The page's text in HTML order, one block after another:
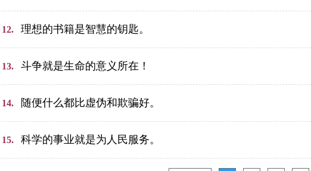
12. 理想的书籍是智慧的钥匙。
13. 斗争就是生命的意义所在！
14. 随便什么都比虚伪和欺骗好。
15. 科学的事业就是为人民服务。